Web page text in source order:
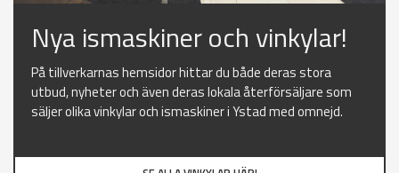
Nya ismaskiner och vinkylar!
På tillverkarnas hemsidor hittar du både deras stora
utbud, nyheter och även deras lokala återförsäljare som
säljer olika vinkylar och ismaskiner i Ystad med omnejd.